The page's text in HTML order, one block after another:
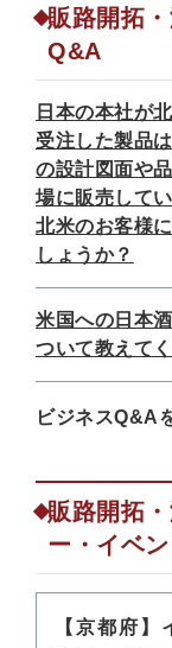
販路開拓
Q&A
日本の本社が
受注した製品
の設計図面や
場に販売して
北米のお客様
しょうか？
米国への日本
ついて教えてく
ビジネスQ&A
販路開拓
ー・イベン
【京都府